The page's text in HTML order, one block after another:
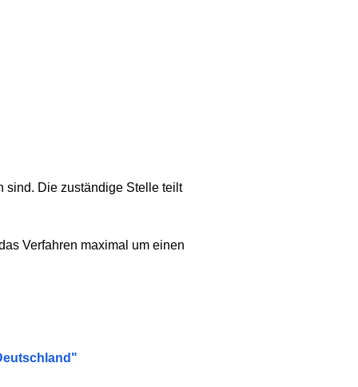
sind. Die zuständige Stelle teilt
Verfahren maximal um einen